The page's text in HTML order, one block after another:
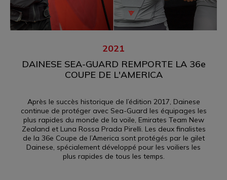
2021
DAINESE SEA-GUARD REMPORTE LA 36e
COUPE DE L'AMERICA
Après le succès historique de l’édition 2017, Dainese
continue de protéger avec Sea-Guard les équipages les
plus rapides du monde de la voile, Emirates Team New
Zealand et Luna Rossa Prada Pirelli. Les deux finalistes
de la 36e Coupe de l’America sont protégés par le gilet
Dainese, spécialement développé pour les voiliers les
plus rapides de tous les temps.